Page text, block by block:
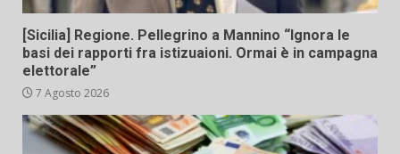
[Sicilia] Regione. Pellegrino a Mannino “Ignora le
basi dei rapporti fra istizuaioni. Ormai è in campagna
elettorale”
7 Agosto 2026